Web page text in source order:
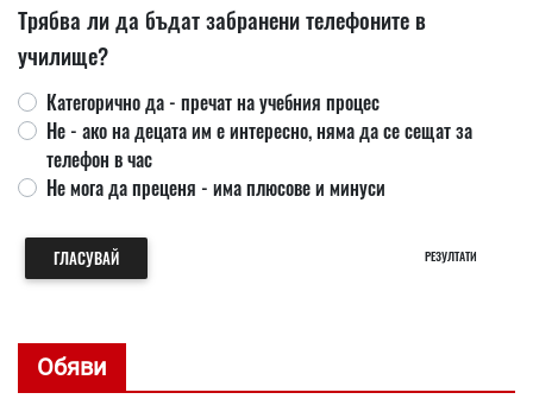
Трябва ли да бъдат забранени телефоните в
училище?
Категорично да - пречат на учебния процес
Не - ако на децата им е интересно, няма да се сещат за
телефон в час
Не мога да преценя - има плюсове и минуси
ГЛАСУВАЙ РЕЗУЛТАТИ
Обяви